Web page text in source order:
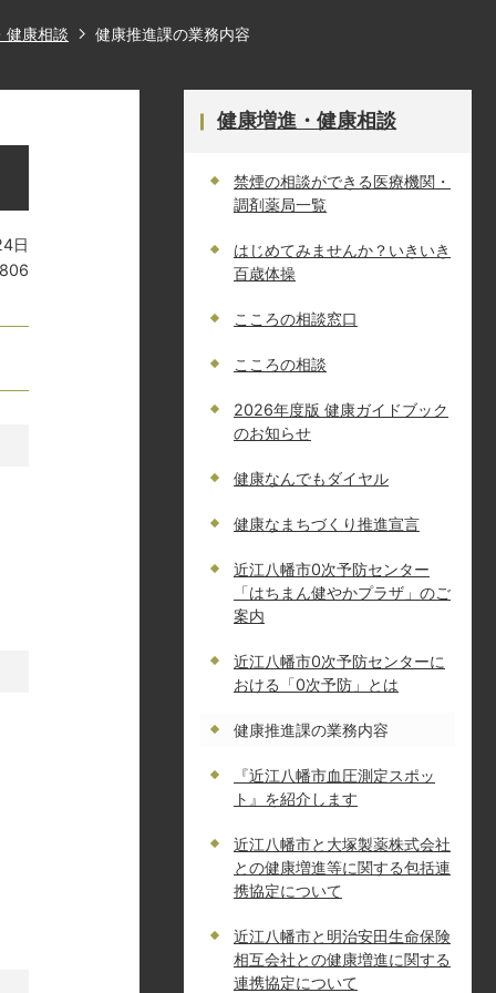
健康相談 健康推進課の業務内容
日
健康増進・健康相談
禁煙の相談ができる医療機関・
調剤薬局一覧
はじめてみませんか？いきいき
百歳体操
こころの相談窓口
こころの相談
2026年度版 健康ガイドブック
のお知らせ
健康なんでもダイヤル
健康なまちづくり推進宣言
近江八幡市0次予防センター
「はちまん健やかプラザ」のご
案内
近江八幡市0次予防センターに
おける「0次予防」とは
健康推進課の業務内容
『近江八幡市血圧測定スポッ
ト』を紹介します
近江八幡市と大塚製薬株式会社
との健康増進等に関する包括連
携協定について
近江八幡市と明治安田生命保険
相互会社との健康増進に関する
連携協定について